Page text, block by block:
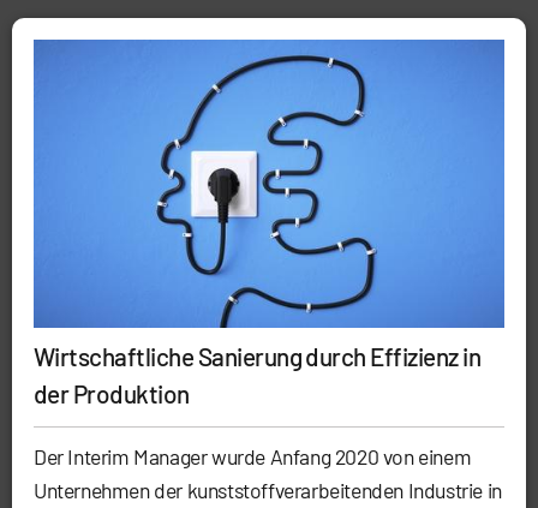
Wirtschaftliche Sanierung durch Effizienz in
der Produktion
Der Interim Manager wurde Anfang 2020 von einem
Unternehmen der kunststoffverarbeitenden Industrie in